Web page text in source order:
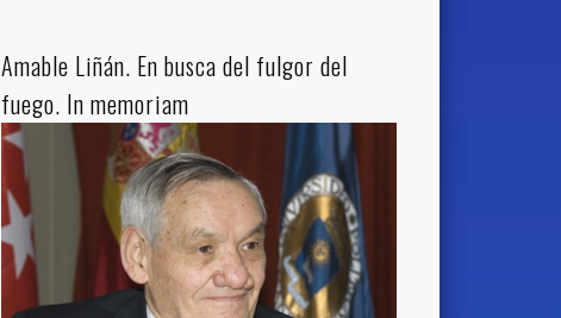
Amable Liñán. En busca del fulgor del
fuego. In memoriam